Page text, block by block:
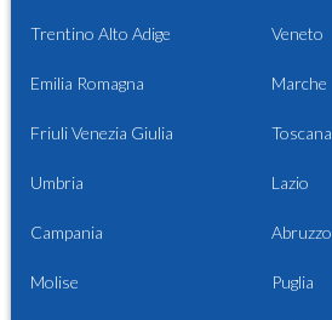
Trentino Alto Adige Veneto
Emilia Romagna Marche
Friuli Venezia Giulia Toscana
Umbria Lazio
Campania Abruzzo
Molise Puglia